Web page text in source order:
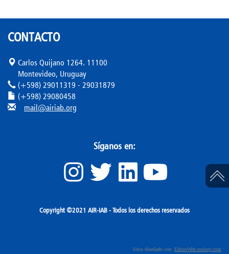
CONTACTO
Carlos Quijano 1264. 11100
Montevideo, Uruguay
(+598) 29011319 - 29031879
(+598) 29080458
mail@airiab.org
Síganos en:
Copyright ©2021 AIR-IAB - Todos los derechos reservados
Sitio diseñado con: EditorWeb.todouy.com